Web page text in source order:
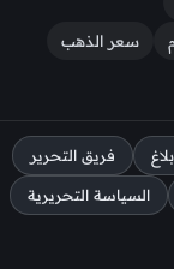
سعر الذهب
فريق التحرير
السياسة التحريرية